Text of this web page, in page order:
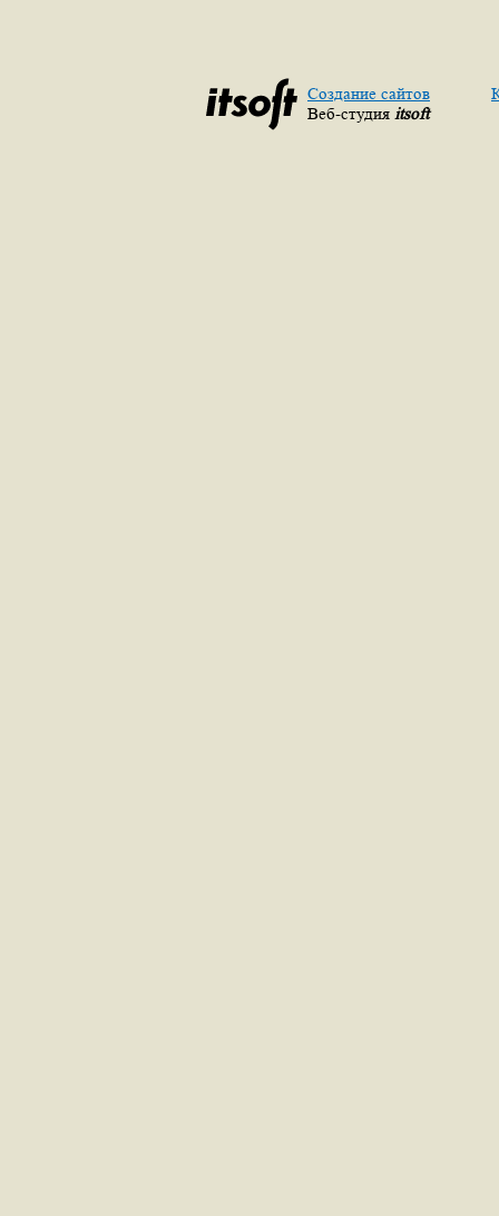
Создание сайтов
Веб-студия itsoft